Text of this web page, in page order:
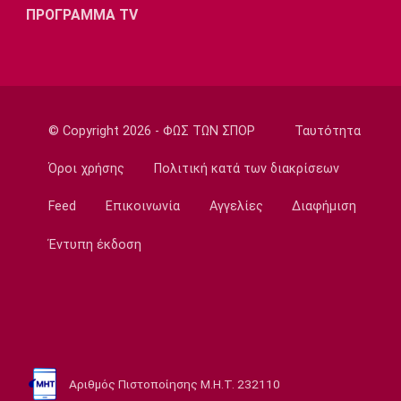
14:20
Γ Εθνική
13:50
Εθνικές Μπάσκετ
προετοιμασμένες»
Super League 2
ΠΡΟΓΡΑΜΜΑ TV
© Copyright 2026 - ΦΩΣ ΤΩΝ ΣΠΟΡ Ταυτότητα
Όροι χρήσης Πολιτική κατά των διακρίσεων
Feed Επικοινωνία Αγγελίες Διαφήμιση
Έντυπη έκδοση
Αριθμός Πιστοποίησης Μ.Η.Τ. 232110